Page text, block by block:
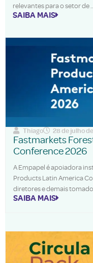
relevantes para o setor de
SAIBA MAIS
Thiago 28 de julho
Fastmarkets
Conference 2026
A Empapel é apoiadora
Products Latin America
diretores e demais
SAIBA MAIS